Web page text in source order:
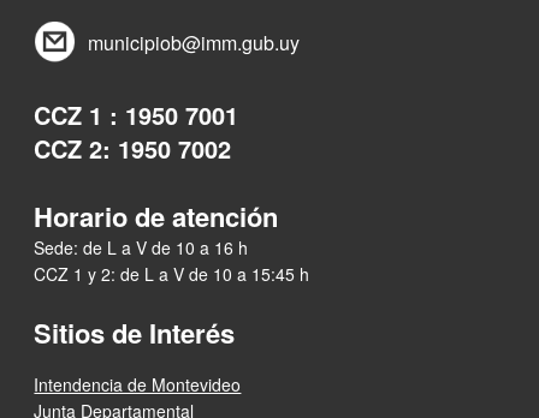
municipiob@imm.gub.uy
CCZ 1 : 1950 7001
CCZ 2: 1950 7002
Horario de atención
Sede: de L a V de 10 a 16 h
CCZ 1 y 2: de L a V de 10 a 15:45 h
Sitios de Interés
Intendencia de Montevideo
Junta Departamental